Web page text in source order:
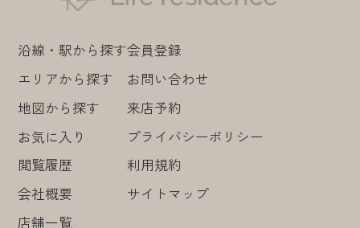
沿線・駅から探す
エリアから探す
地図から探す
お気に入り
閲覧履歴
会社概要
店舗一覧
会員登録
お問い合わせ
来店予約
プライバシーポリシー
利用規約
サイトマップ